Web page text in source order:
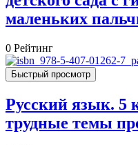
маленьких
0 Рейтинг
Быстрый просмотр
Русский язык. 5
трудные темы